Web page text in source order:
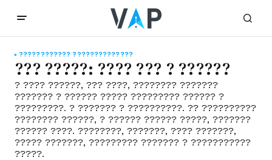
???????????? ??????????????
??? ?????: ???? ??? ? ??????
? ???? ??????, ??? ????, ???????? ???????
??????? ? ?????? ????? ????????? ?????? ?
?????????. ? ??????? ? ??????????. ?? ??????????
???????? ??????, ? ?????? ?????? ?????, ???????
?????? ????. ????????, ???????, ???? ???????,
????? ???????, ????????? ??????? ? ???????????
?????.